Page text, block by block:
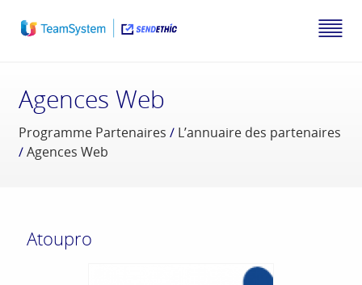
Agences Web
Programme Partenaires / L’annuaire des partenaires
/Agences Web
Atoupro